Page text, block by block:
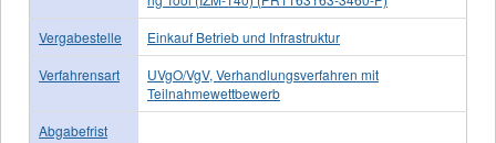
Vergabestelle
Einkauf Betrieb und Infrastruktur
Verfahrensart
UVgO/VgV, Verhandlungsverfahren mit
Teilnahmewettbewerb
Abgabefrist